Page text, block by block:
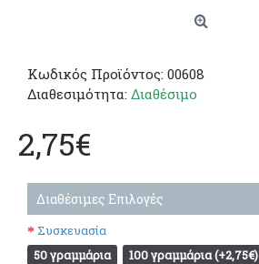
Κωδικός Προϊόντος: 00608
Διαθεσιμότητα: Διαθέσιμο
2,75€
Διαθέσιμες Επιλογές
Συσκευασία
50 γραμμάρια
100 γραμμάρια (+2,75€)